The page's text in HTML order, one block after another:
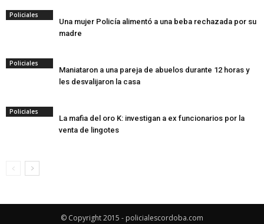
Policiales
Una mujer Policía alimentó a una beba rechazada por su
madre
Policiales
Maniataron a una pareja de abuelos durante 12 horas y
les desvalijaron la casa
Policiales
La mafia del oro K: investigan a ex funcionarios por la
venta de lingotes
© Copyright 2015 - policialescordoba.com